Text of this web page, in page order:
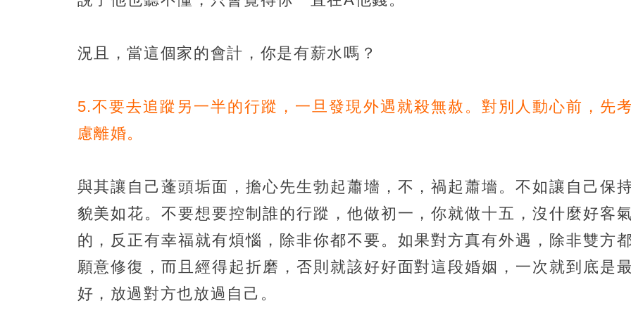
況且，當這個家的會計，你是有薪水嗎？
5.不要去追蹤另一半的行蹤，一旦發現外遇就殺無赦。對別人動心前，先考
慮離婚。
與其讓自己蓬頭垢面，擔心先生勃起蕭墻，不，禍起蕭墻。不如讓自己保
貌美如花。不要想要控制誰的行蹤，他做初一，你就做十五，沒什麼好客氣
的，反正有幸福就有煩惱，除非你都不要。如果對方真有外遇，除非雙方
願意修復，而且經得起折磨，否則就該好好面對這段婚姻，一次就到底是最
好，放過對方也放過自己。